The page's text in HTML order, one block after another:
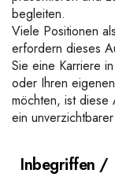
begleiten.
Viele Positionen
erfordern dieses
Sie eine Karriere
oder Ihren
möchten, ist diese
ein
Inbegriffen /